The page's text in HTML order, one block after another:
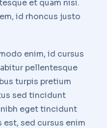
et quam nisi.
id rhoncus justo
enim, id cursus
pellentesque
turpis pretium
sed tincidunt
eget tincidunt
sed cursus enim